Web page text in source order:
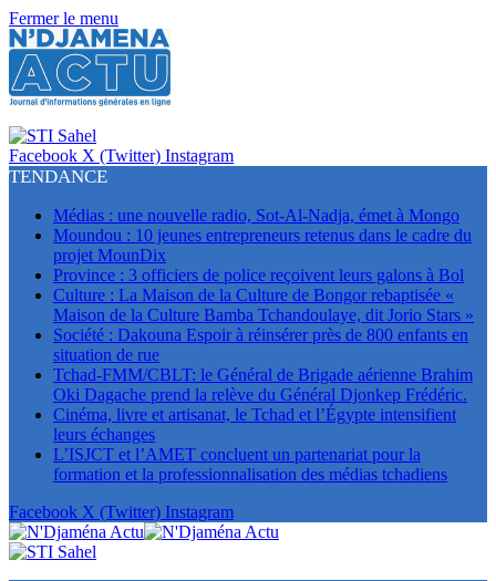
Fermer le menu
Facebook X (Twitter) Instagram
TENDANCE
Médias : une nouvelle radio, Sot-Al-Nadja, émet à Mongo
Moundou : 10 jeunes entrepreneurs retenus dans le cadre du
projet MounDix
Province : 3 officiers de police reçoivent leurs galons à Bol
Culture : La Maison de la Culture de Bongor rebaptisée «
Maison de la Culture Bamba Tchandoulaye, dit Jorio Stars »
Société : Dakouna Espoir à réinsérer près de 800 enfants en
situation de rue
Tchad-FMM/CBLT: le Général de Brigade aérienne Brahim
Oki Dagache prend la relève du Général Djonkep Frédéric.
Cinéma, livre et artisanat, le Tchad et l’Égypte intensifient
leurs échanges
L’ISJCT et l’AMET concluent un partenariat pour la
formation et la professionnalisation des médias tchadiens
Facebook X (Twitter) Instagram